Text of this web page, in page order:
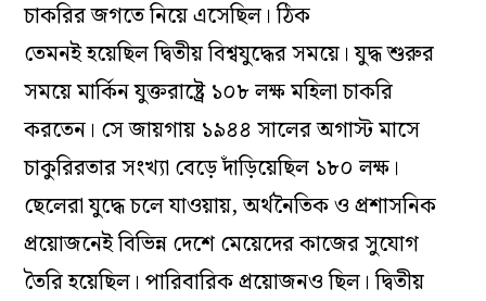
চাকরির জগতে নিয়ে এসেছিল। ঠিক
তেমনই হয়েছিল দ্বিতীয় বিশ্বযুদ্ধের সময়ে। যুদ্ধ শুরুর
সময়ে মার্কিন যুক্তরাষ্ট্রে ১০৮ লক্ষ মহিলা চাকরি
করতেন। সে জায়গায় ১৯৪৪ সালের অগাস্ট মাসে
চাকুরিরতার সংখ্যা বেড়ে দাঁড়িয়েছিল ১৮০ লক্ষ।
ছেলেরা যুদ্ধে চলে যাওয়ায়, অর্থনৈতিক ও প্রশাসনিক
প্রয়োজনেই বিভিন্ন দেশে মেয়েদের কাজের সুযোগ
তৈরি হয়েছিল। পারিবারিক প্রয়োজনও ছিল। দ্বিতীয়